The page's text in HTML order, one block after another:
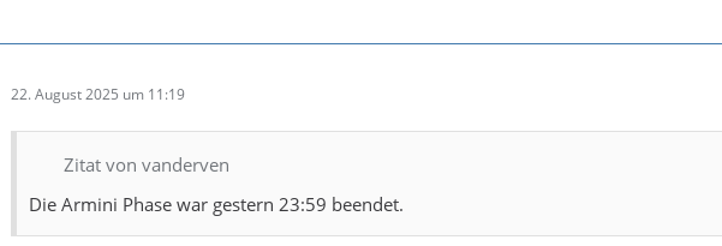
22. August 2025 um 11:19
Zitat von vanderven
Die Armini Phase war gestern 23:59 beendet.